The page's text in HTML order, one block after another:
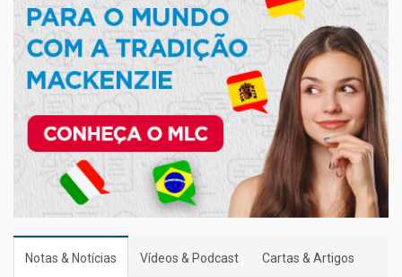
Notas & Notícias Vídeos & Podcast Cartas & Artigos